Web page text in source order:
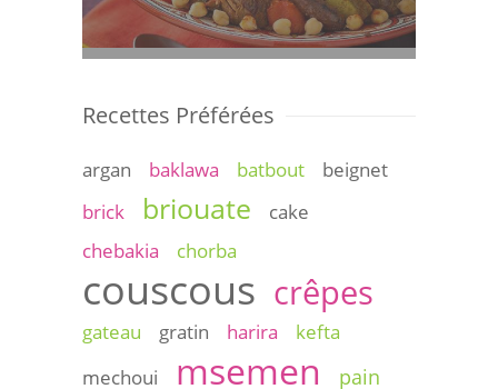
Recettes Préférées
argan baklawa batbout
beignet
brick
briouate
cake
chebakia
chorba
couscous crêpes
gateau gratin harira
kefta
mechoui
msemen pain